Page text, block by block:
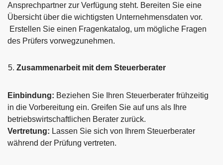
Ansprechpartner zur Verfügung steht. Bereiten Sie eine
Übersicht über die wichtigsten Unternehmensdaten vor.
Erstellen Sie einen Fragenkatalog, um mögliche Fragen
des Prüfers vorwegzunehmen.
Zusammenarbeit mit dem Steuerberater
Einbindung: Beziehen Sie Ihren Steuerberater frühzeitig
in die Vorbereitung ein. Greifen Sie auf uns als Ihre
betriebswirtschaftlichen Berater zurück.
Vertretung: Lassen Sie sich von Ihrem Steuerberater
während der Prüfung vertreten.